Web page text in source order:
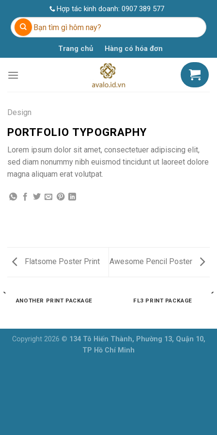
content
Hợp tác kinh doanh: 0907 389 577
Tìm
kiếm:
Trang chủ Hàng có hóa đơn
Design
PORTFOLIO TYPOGRAPHY
Lorem ipsum dolor sit amet, consectetuer adipiscing elit,
sed diam nonummy nibh euismod tincidunt ut laoreet dolore
magna aliquam erat volutpat.
Flatsome Poster Print Awesome Pencil Poster
ANOTHER PRINT PACKAGE FL3 PRINT PACKAGE
Copyright 2026 © 134 Tô Hiến Thành, Phường 13, Quận 10,
TP Hồ Chí Minh